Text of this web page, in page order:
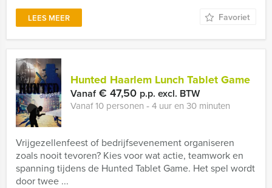
LEES MEER Favoriet
Hunted Haarlem Lunch Tablet Game
Vanaf€ 47,50 p.p. excl. BTW
Vanaf 10 personen ‐ 4 uur en 30 minuten
Vrijgezellenfeest of bedrijfsevenement organiseren
zoals nooit tevoren? Kies voor wat actie, teamwork en
spanning tijdens de Hunted Tablet Game. Het spel wordt
door twee ...